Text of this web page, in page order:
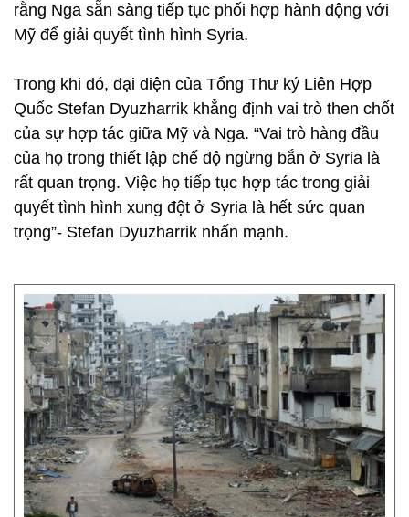
rằng Nga sẵn sàng tiếp tục phối hợp hành động với
Mỹ để giải quyết tình hình Syria.
Trong khi đó, đại diện của Tổng Thư ký Liên Hợp
Quốc Stefan Dyuzharrik khẳng định vai trò then chốt
của sự hợp tác giữa Mỹ và Nga. “Vai trò hàng đầu
của họ trong thiết lập chế độ ngừng bắn ở Syria là
rất quan trọng. Việc họ tiếp tục hợp tác trong giải
quyết tình hình xung đột ở Syria là hết sức quan
trọng”- Stefan Dyuzharrik nhấn mạnh.